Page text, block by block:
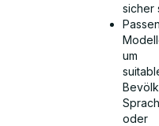
sicher
um
oder